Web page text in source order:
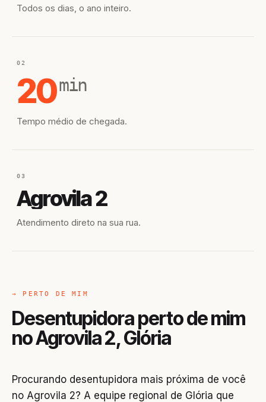
Todos os dias, o ano inteiro.
02
20min
Tempo médio de chegada.
03
Agrovila 2
Atendimento direto na sua rua.
→ PERTO DE MIM
Desentupidora perto de mim
no Agrovila 2, Glória
Procurando desentupidora mais próxima de você
no Agrovila 2? A equipe regional de Glória que